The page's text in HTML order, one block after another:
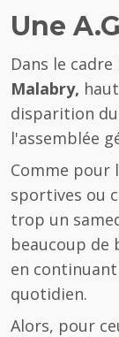
Une
Dans le
Malabry,
disparition du
l'assemblée
Comme pour
sportives ou
trop un
beaucoup de
en
quotidien.
Alors, pour